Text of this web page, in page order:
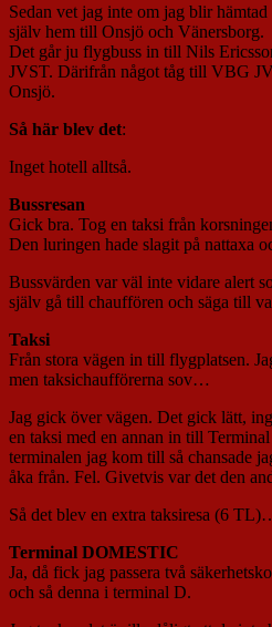
Sedan vet jag inte om jag blir
själv hem till Onsjö och Vänersborg.
Det går ju flygbuss in till Nils
JVST. Därifrån något tåg till VBG
Onsjö.
Så här blev det:
Inget hotell alltså.
Bussresan
Gick bra. Tog en taksi från
Den luringen hade slagit på nattaxa
Bussvärden var väl inte vidare alert
själv gå till chauffören och säga till
Taksi
Från stora vägen in till flygplatsen.
men taksichaufförerna sov…
Jag gick över vägen. Det gick lätt,
en taksi med en annan in till
terminalen jag kom till så chansade
åka från. Fel. Givetvis var det den
Så det blev en extra taksiresa (6
Terminal DOMESTIC
Ja, då fick jag passera två
och så denna i terminal D.